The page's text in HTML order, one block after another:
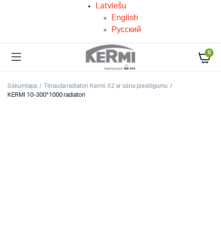
Latviešu
English
Русский
0
Sākumlapa
Tērauda radiatori Kermi X2 ar sāna pieslēgumu
KERMI 10-300*1000 radiatori